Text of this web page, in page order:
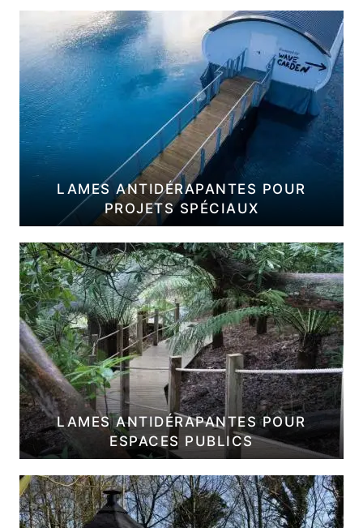
LAMES ANTIDÉRAPANTES POUR
PROJETS SPÉCIAUX
LAMES ANTIDÉRAPANTES POUR
ESPACES PUBLICS